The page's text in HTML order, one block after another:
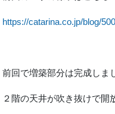
https://catarina.co.jp/blog/
前回で増築部分は完成しま
２階の天井が吹き抜けで開